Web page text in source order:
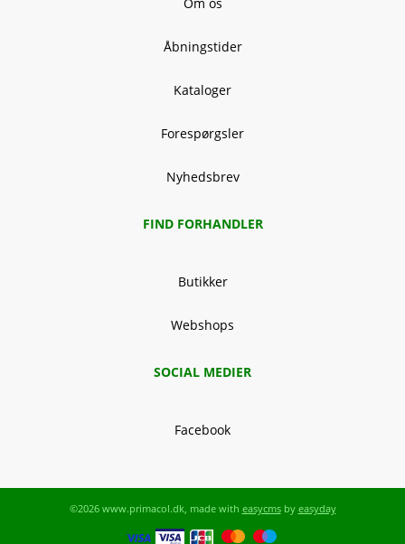
Åbningstider
Kataloger
Forespørgsler
Nyhedsbrev
FIND FORHANDLER
Butikker
Webshops
SOCIAL MEDIER
Facebook
©2026 www.primacol.dk, made with easycmsby easyday